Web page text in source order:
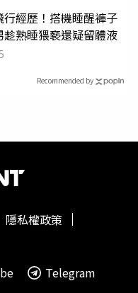
行經歷！搭機睡醒褲子
熟睡猥褻還疑留體液
Recommended by
隱私權政策
Telegram